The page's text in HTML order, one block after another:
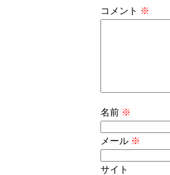
コメント ※
名前 ※
メール ※
サイト